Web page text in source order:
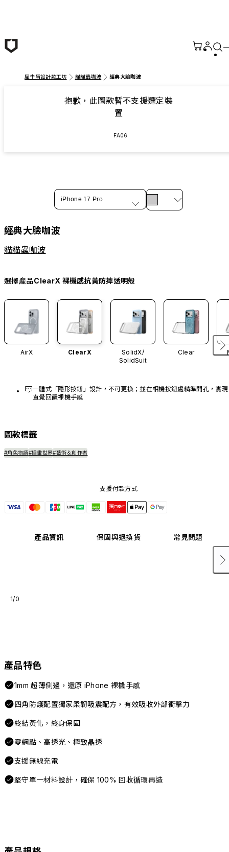
犀牛盾設計款工坊 貓貓蟲咖波 經典大臉咖波
抱歉，此圖款暫不支援選定裝
置
FA06
iPhone 17 Pro
經典大臉咖波
貓貓蟲咖波
選擇產品ClearX 裸機感抗黃防摔透明殼
AirX ClearX
SolidX/
SolidSuit
Clear
一體式「隱形按鈕」設計，不可更換；並在相機按鈕處精準開孔，實現
直覺回饋裸機手感
圖款標籤
#角色物語#插畫世界#藝術＆創作者
支援付款方式
產品資訊 保固與退換貨 常見問題
1/0
產品特色
1mm 超薄側邊，還原 iPhone 裸機手感
四角防護配置獨家柔韌吸震配方，有效吸收外部衝擊力
終結黃化，終身保固
零網點、高透光、極致晶透
支援無線充電
堅守單一材料設計，確保 100% 回收循環再造